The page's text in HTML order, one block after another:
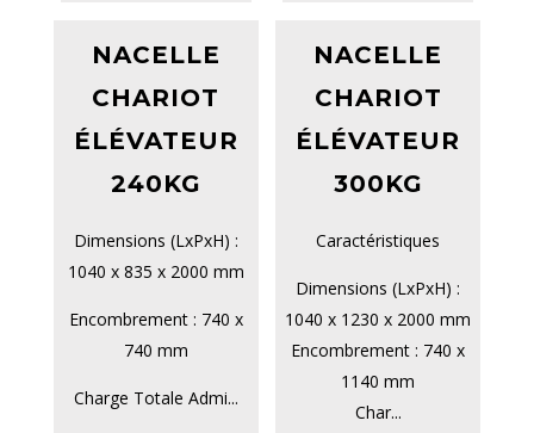
NACELLE
CHARIOT
ÉLÉVATEUR
240KG
Dimensions (LxPxH) :
1040 x 835 x 2000 mm
Encombrement : 740 x
740 mm
Charge Totale Admi...
NACELLE
CHARIOT
ÉLÉVATEUR
300KG
Caractéristiques
Dimensions (LxPxH) :
1040 x 1230 x 2000 mm
Encombrement : 740 x
1140 mm
Char...